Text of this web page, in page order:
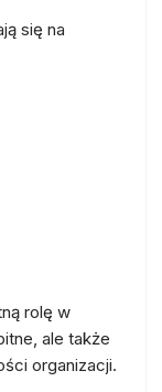
się na
rolę w
ale także
organizacji.